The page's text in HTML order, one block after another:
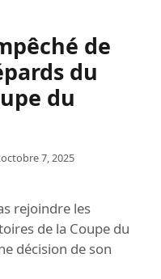
de
du
du
octobre 7, 2025
rejoindre les
de la Coupe du
décision de son